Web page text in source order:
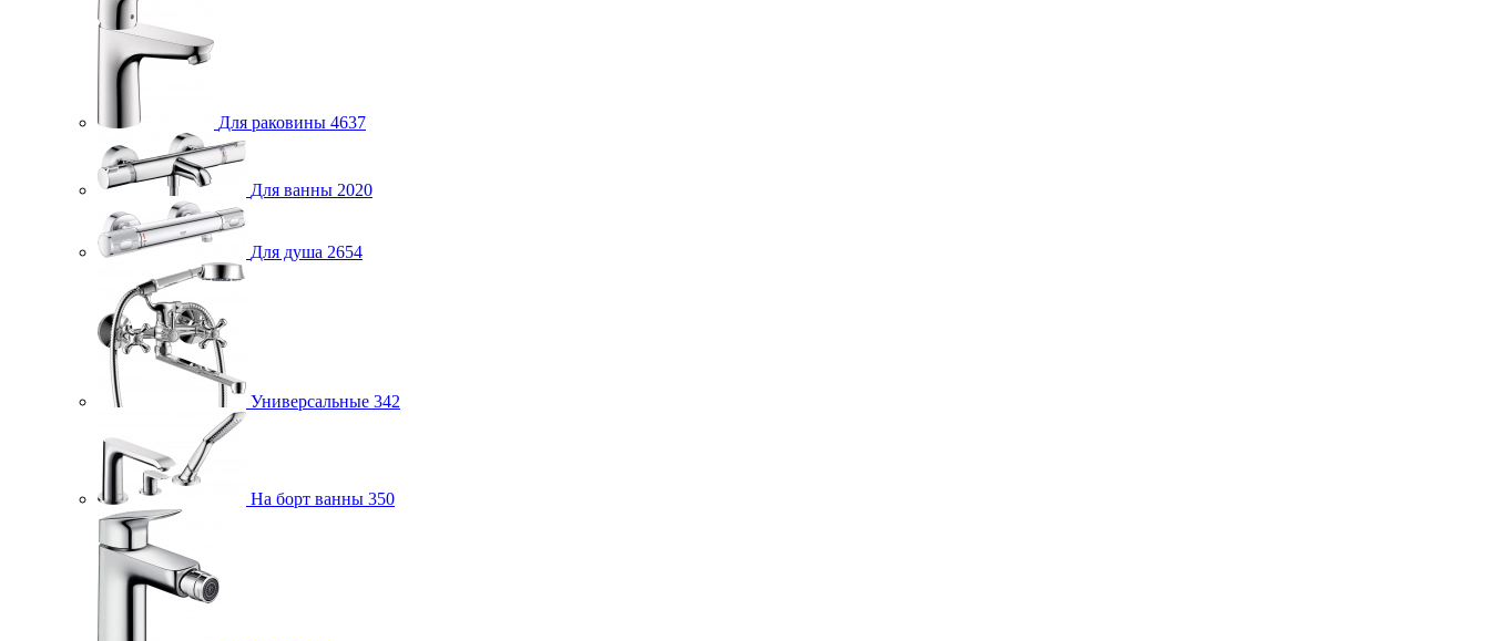
Для раковины 4637
Для ванны 2020
Для душа 2654
Универсальные 342
На борт ванны 350